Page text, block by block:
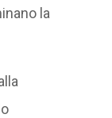
la